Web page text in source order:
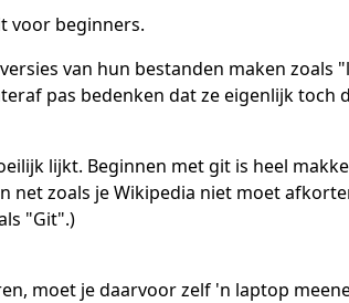
voor beginners.
van hun bestanden maken
pas bedenken dat ze eigenlijk toch
lijkt. Beginnen met git is heel
net zoals je Wikipedia niet moet
"Git".)
moet je daarvoor zelf 'n laptop